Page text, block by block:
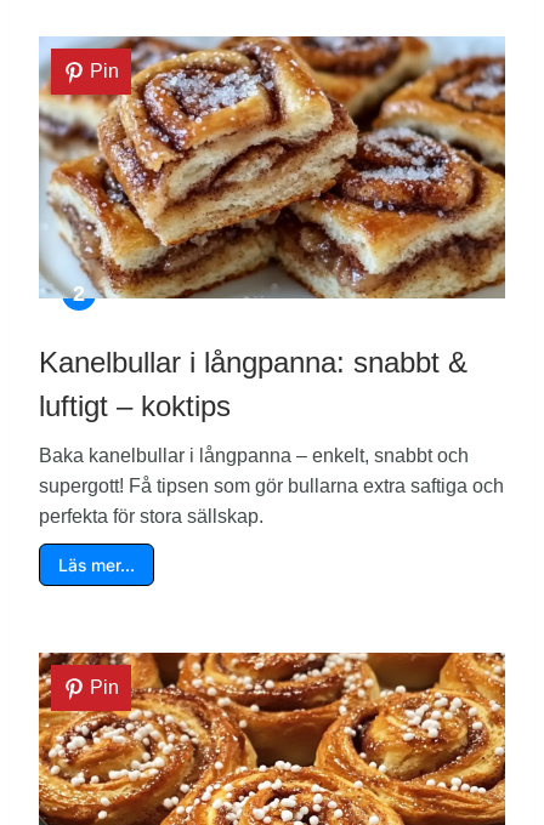
Pin
Kanelbullar i långpanna: snabbt &
luftigt – koktips
Baka kanelbullar i långpanna – enkelt, snabbt och
supergott! Få tipsen som gör bullarna extra saftiga och
perfekta för stora sällskap.
Läs mer…
Pin